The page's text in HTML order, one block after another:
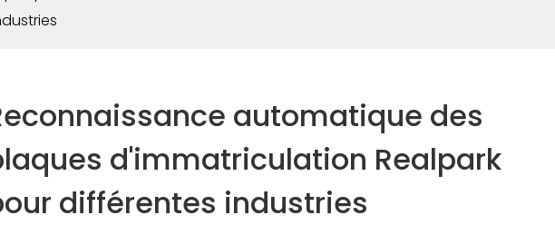
automatique des
d'immatriculation Realpark
différentes industries